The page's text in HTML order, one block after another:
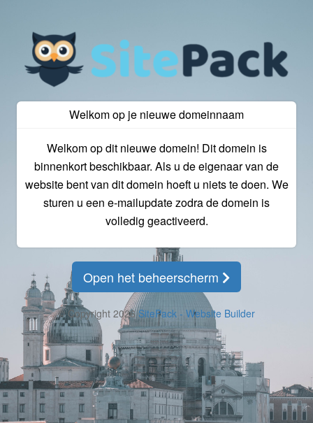
Welkom op je nieuwe domeinnaam
Welkom op dit nieuwe domein! Dit domein is
binnenkort beschikbaar. Als u de eigenaar van de
website bent van dit domein hoeft u niets te doen. We
sturen u een e-mailupdate zodra de domein is
volledig geactiveerd.
Open het beheerscherm
© Copyright 2026SitePack - Website Builder